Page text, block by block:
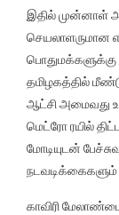
இதில் முன்னாள்
செயலாளருமான
பொதுமக்களுக்கு
தமிழகத்தில்
ஆட்சி அமைவது
மெட்ரோ ரயில்
மோடியுடன்
காவிரி